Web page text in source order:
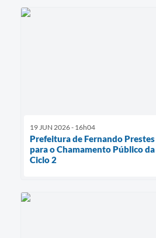
19 JUN 2026 - 16h04
Prefeitura de Fernando
para o Chamamento Público
Ciclo 2